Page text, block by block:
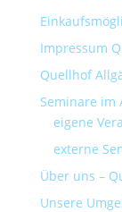
Impressum
Quellhof
Seminare im
eigene
externe
Über uns –
Unsere